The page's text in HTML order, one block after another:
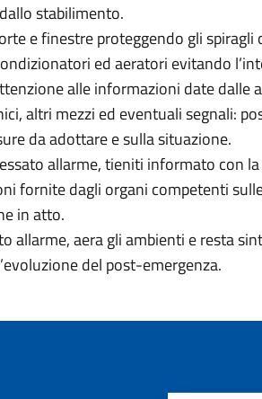
stabilimento.
e finestre proteggendo gli spiragli
ed aeratori evitando
alle informazioni date dalle
altri mezzi ed eventuali segnali:
da adottare e sulla situazione.
allarme, tieniti informato con
fornite dagli organi competenti
in atto.
allarme, aera gli ambienti e resta
del post-emergenza.